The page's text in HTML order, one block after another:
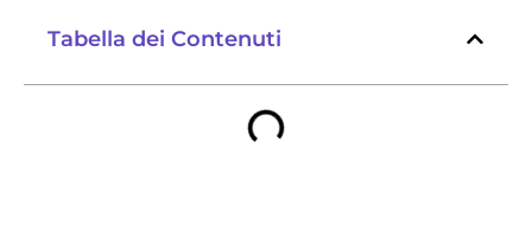
Tabella dei Contenuti